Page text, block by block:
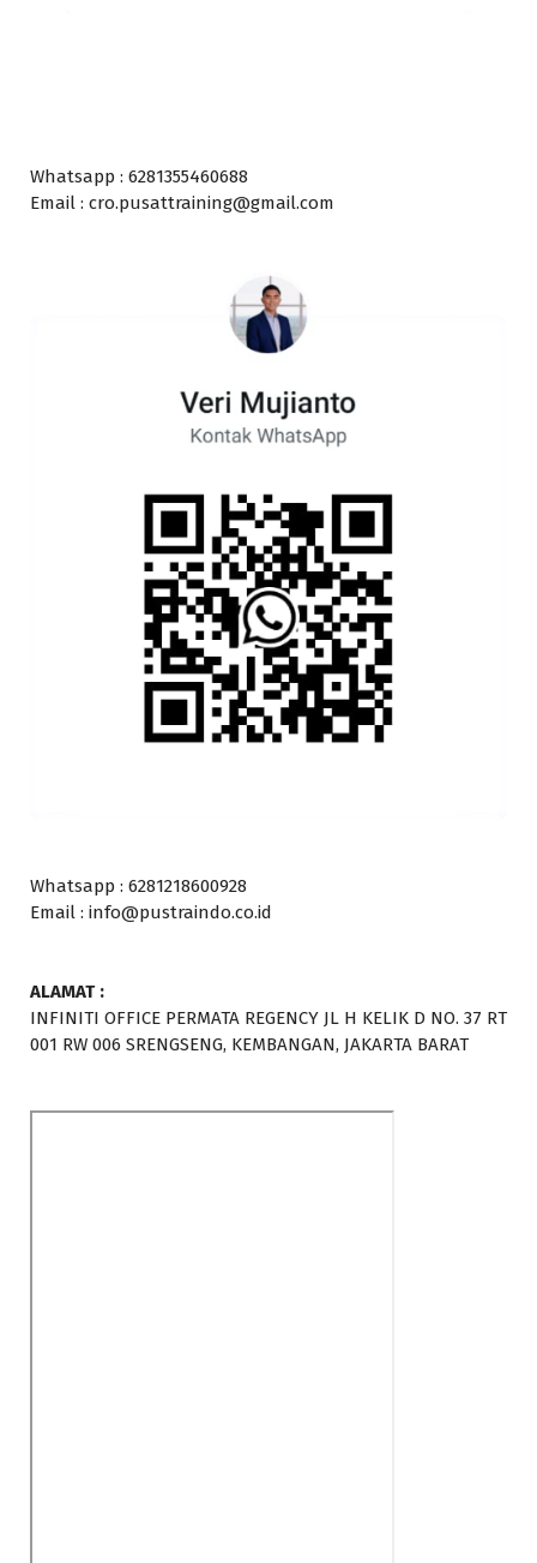
Whatsapp : 6281355460688
Email : cro.pusattraining@gmail.com
Whatsapp : 6281218600928
Email : info@pustraindo.co.id
ALAMAT :
INFINITI OFFICE PERMATA REGENCY JL H KELIK D NO. 37 RT
001 RW 006 SRENGSENG, KEMBANGAN, JAKARTA BARAT